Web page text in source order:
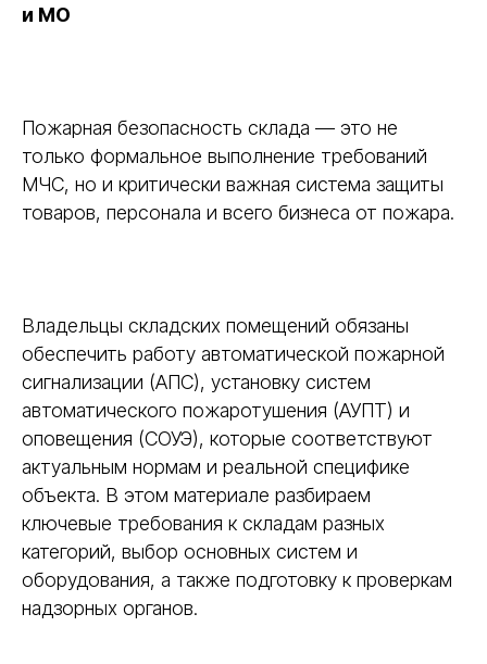
и МО
Пожарная безопасность склада — это не
только формальное выполнение требований
МЧС, но и критически важная система защиты
товаров, персонала и всего бизнеса от пожара.
Владельцы складских помещений обязаны
обеспечить работу автоматической пожарной
сигнализации (АПС), установку систем
автоматического пожаротушения (АУПТ) и
оповещения (СОУЭ), которые соответствуют
актуальным нормам и реальной специфике
объекта. В этом материале разбираем
ключевые требования к складам разных
категорий, выбор основных систем и
оборудования, а также подготовку к проверкам
надзорных органов.